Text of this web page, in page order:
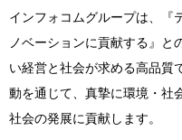
インフォコムグループは、『
ノベーションに貢献する』と
い経営と社会が求める高品質
動を通じて、真摯に環境・社
社会の発展に貢献します。